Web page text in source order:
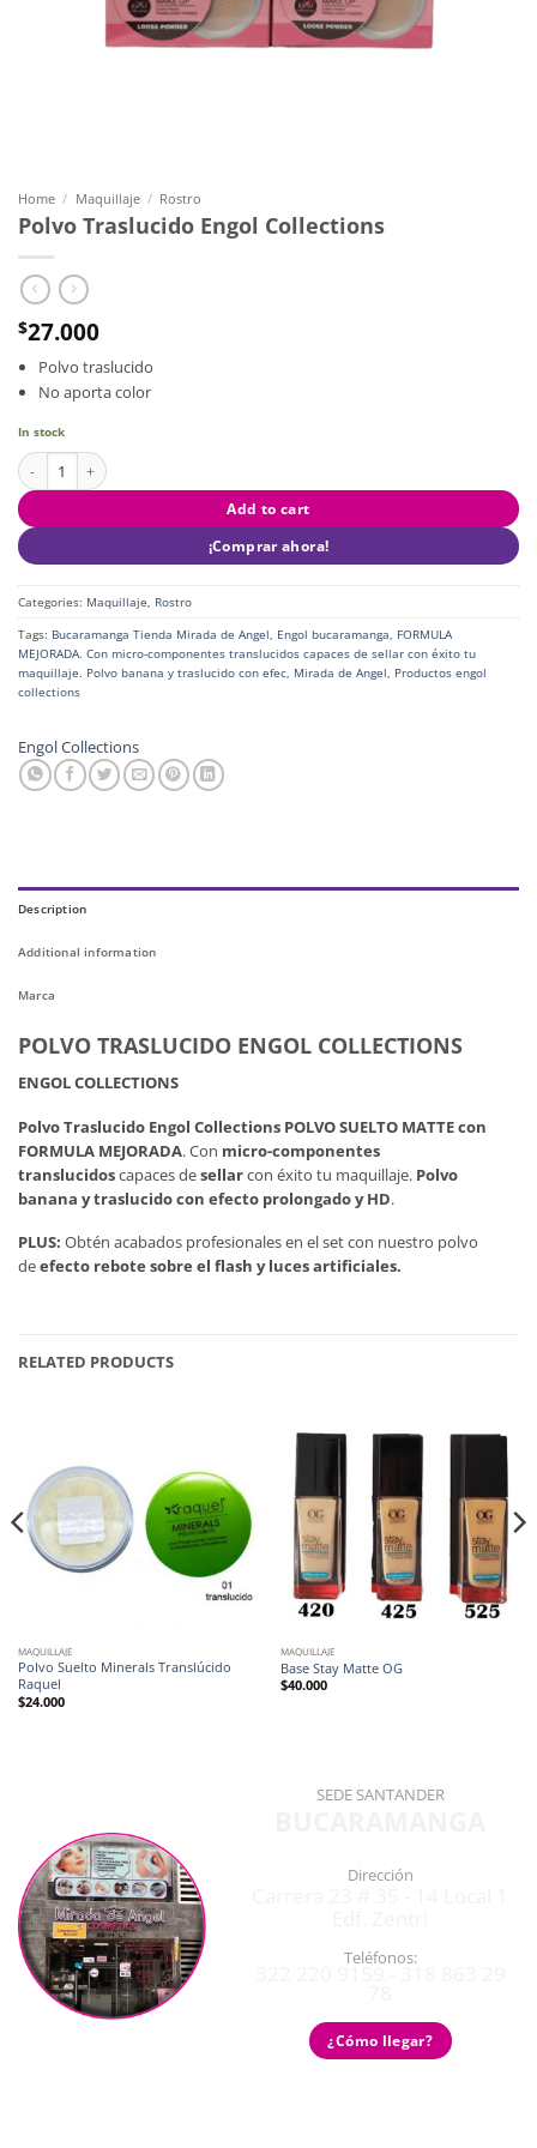
Home / Maquillaje / Rostro
Polvo Traslucido Engol Collections
$27.000
Polvo traslucido
No aporta color
In stock
Polvo Traslucido Engol Collections quantity
Add to cart
¡Comprar ahora!
Categories: Maquillaje, Rostro
Tags: Bucaramanga Tienda Mirada de Angel, Engol bucaramanga, FORMULA
MEJORADA. Con micro-componentes translucidos capaces de sellar con éxito tu
maquillaje. Polvo banana y traslucido con efec, Mirada de Angel, Productos engol
collections
Engol Collections
Description
Additional information
Marca
POLVO TRASLUCIDO ENGOL COLLECTIONS
ENGOL COLLECTIONS
Polvo Traslucido Engol Collections POLVO SUELTO MATTE con
FORMULA MEJORADA. Con micro-componentes
translucidoscapaces desellarcon éxito tu maquillaje. Polvo
banana y traslucido con efecto prolongado y HD.
PLUS: Obtén acabados profesionales en el set con nuestro polvo
deefecto rebote sobre el flash y luces artificiales.
RELATED PRODUCTS
MAQUILLAJE
Polvo Suelto Minerals Translúcido
Raquel
$24.000
MAQUILLAJE
Base Stay Matte OG
$40.000
SEDE SANTANDER
Dirección
Teléfonos:
¿Cómo llegar?